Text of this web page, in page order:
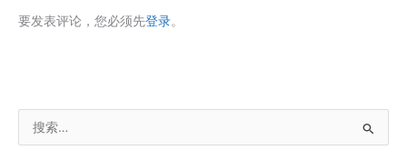
要发表评论，您必须先登录。
索